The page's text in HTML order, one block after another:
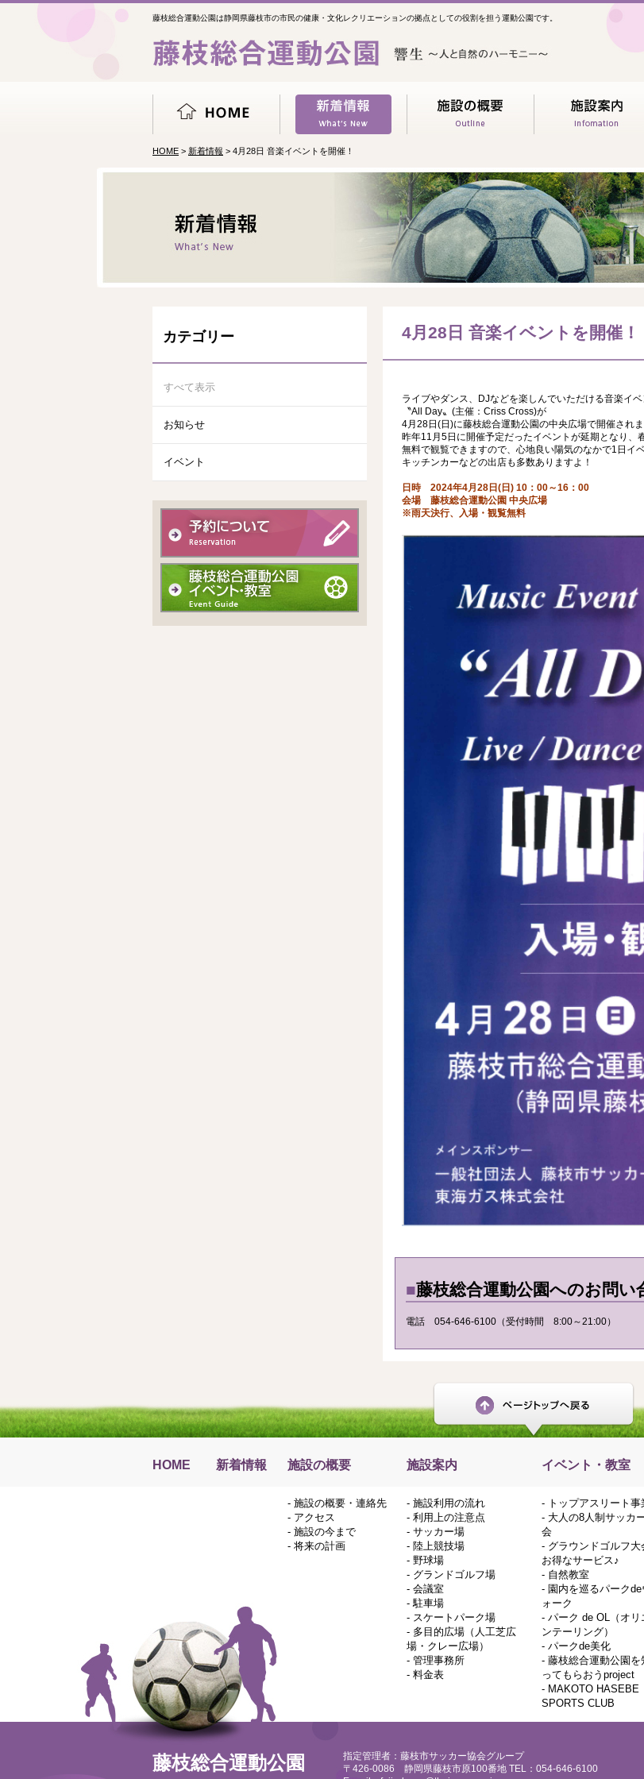
藤枝総合運動公園は静岡県藤枝市の市民の健康・文化レクリエーションの拠点としての役割を担う運動公園です。
HOME > 新着情報 > 4月28日 音楽イベントを開催！
4月28日 音楽イベントを開催！
ライブやダンス、DJなどを楽しんでいただける音楽イベ
〝All Day〟(主催：Criss Cross)が
4月28日(日)に藤枝総合運動公園の中央広場で開催されま
昨年11月5日に開催予定だったイベントが延期となり、
無料で観覧できますので、心地良い陽気のなかで1日イ
キッチンカーなどの出店も多数ありますよ！
日時 2024年4月28日(日) 10：00～16：00
会場 藤枝総合運動公園 中央広場
※雨天決行、入場・観覧無料
■藤枝総合運動公園へのお問い
電話 054-646-6100（受付時間 8:00～21:00）
カテゴリー
すべて表示
お知らせ
イベント
HOME 新着情報 施設の概要 施設案内 イベント・教室
- 施設の概要・連絡先
- アクセス
- 施設の今まで
- 将来の計画
- 施設利用の流れ
- 利用上の注意点
- サッカー場
- 陸上競技場
- 野球場
- グランドゴルフ場
- 会議室
-駐車場
- スケートパーク場
- 多目的広場（人工芝広
場・クレー広場）
- 管理事務所
- 料金表
- トップアスリート事
- 大人の8人制サッカ
会
- グラウンドゴルフ大
お得なサービス♪
- 自然教室
- 園内を巡るパークde
ォーク
- パーク de OL（オリ
ンテーリング）
- パークde美化
- 藤枝総合運動公園を
ってもらおうproject
- MAKOTO HASEBE
SPORTS CLUB
藤枝総合運動公園
指定管理者：藤枝市サッカー協会グループ
〒426-0086 静岡県藤枝市原100番地 TEL：054-646-6100